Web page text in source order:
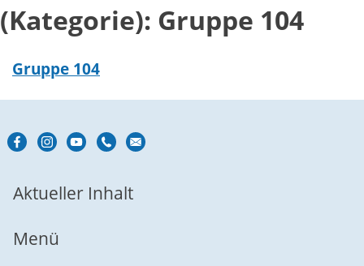
(Kategorie): Gruppe 104
Gruppe 104
Aktueller Inhalt
Menü